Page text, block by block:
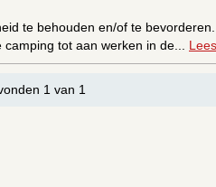
te behouden en/of te
tot aan werken in de...
1 van 1